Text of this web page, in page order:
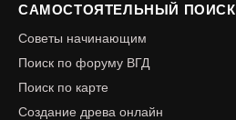
САМОСТОЯТЕЛЬНЫЙ ПОИСК
Советы начинающим
Поиск по форуму ВГД
Поиск по карте
Создание древа онлайн